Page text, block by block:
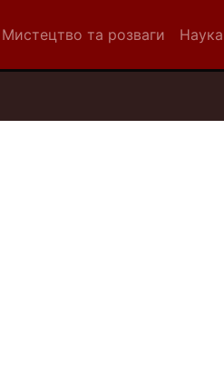
Мистецтво та розваги Наука